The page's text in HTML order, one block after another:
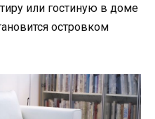
или гостиную в доме
островком